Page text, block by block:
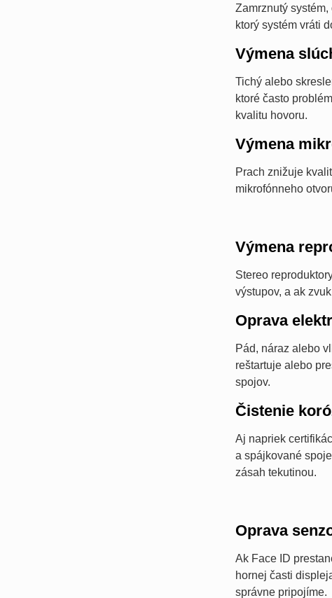
Zamrznutý
ktorý systém vráti
Výmena
Tichý alebo
ktoré často
kvalitu hovoru.
Výmena
Prach znižuje
mikrofónneho
Výmena
Stereo
výstupov, a ak
Oprava
Pád, náraz alebo
reštartuje alebo
spojov.
Čistenie
Aj napriek
a spájkované
zásah tekutinou.
Oprava
Ak Face ID
hornej časti
správne pripojíme.